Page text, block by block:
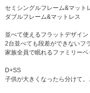
セミシングルフレーム&マット
ダブルフレーム&マットレス
並べて使えるフラットデザイン
2台並べても段差ができないフ
家族全員で眠れるファミリーベ
D+SS
子供が大きくなったら分けて。